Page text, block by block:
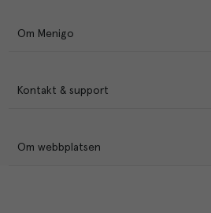
Om Menigo
Kontakt & support
Om webbplatsen